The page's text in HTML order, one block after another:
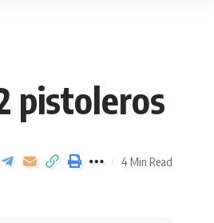
pistoleros
4 Min Read